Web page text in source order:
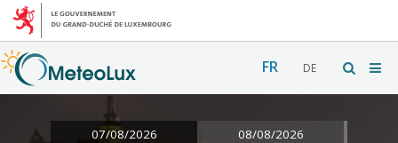
FR DE
07/08/2026 08/08/2026